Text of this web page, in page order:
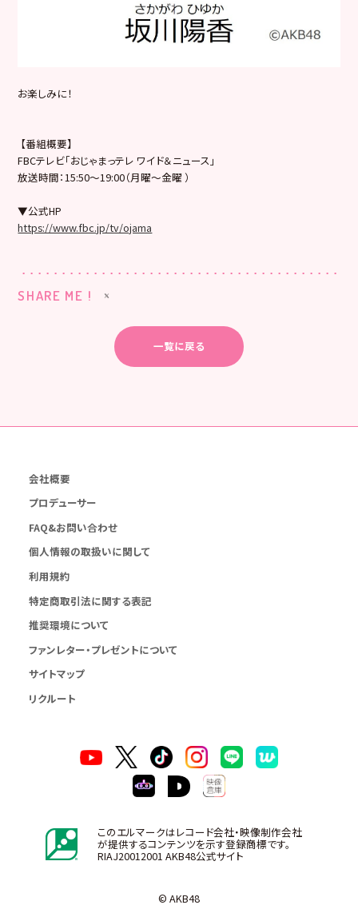
お楽しみに！
【番組概要】
FBCテレビ「おじゃまっテレ ワイド＆ニュース」
放送時間：15:50〜19:00（月曜〜金曜 ）
▼公式HP
https://www.fbc.jp/tv/ojama
SHARE ME !
一覧に戻る
会社概要
プロデューサー
FAQ&お問い合わせ
個人情報の取扱いに関して
利用規約
特定商取引法に関する表記
推奨環境について
ファンレター・プレゼントについて
サイトマップ
リクルート
このエルマークはレコード会社・映像制作会社
が提供するコンテンツを示す登録商標です。
RIAJ20012001 AKB48公式サイト
© AKB48